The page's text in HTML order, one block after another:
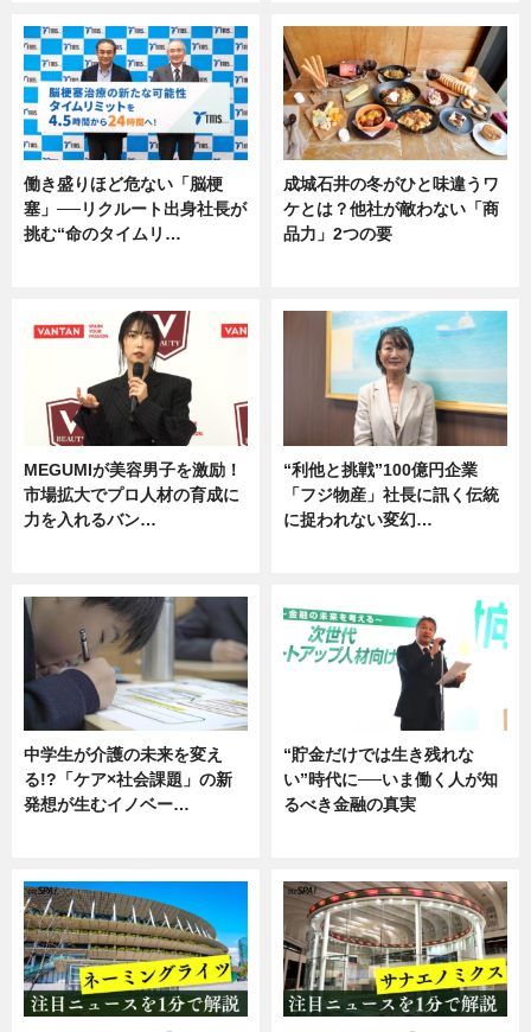
働き盛りほど危ない「脳梗
塞」──リクルート出身社長が
挑む“命のタイムリ…
成城石井の冬がひと味違うワ
ケとは？他社が敵わない「商
品力」2つの要
MEGUMIが美容男子を激励！
市場拡大でプロ人材の育成に
力を入れるバン…
“利他と挑戦”100億円企業
「フジ物産」社長に訊く伝統
に捉われない変幻…
中学生が介護の未来を変え
る!?「ケア×社会課題」の新
発想が生むイノベー…
“貯金だけでは生き残れな
い”時代に──いま働く人が知
るべき金融の真実